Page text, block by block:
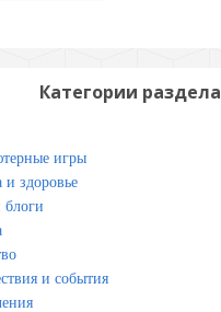
Категории раздела
игры
и здоровье
и события